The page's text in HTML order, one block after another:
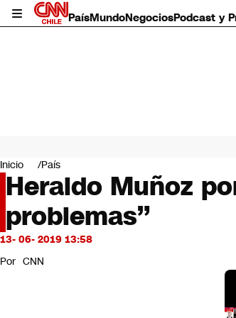
PaísMundoNegociosPodcast y
Mundo
Negocios
Deportes
Programas completos
Cultura
Servicios
Bits
CNN Data
Inicio País
Heraldo Muñoz
problemas”
13- 06- 2019 13:58
Por CNN